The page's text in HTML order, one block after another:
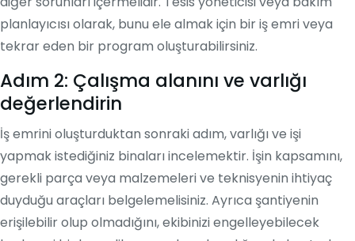
planlayıcısı olarak, bunu ele almak için bir iş emri veya
tekrar eden bir program oluşturabilirsiniz.
Adım 2: Çalışma alanını ve varlığı
değerlendirin
İş emrini oluşturduktan sonraki adım, varlığı ve işi
yapmak istediğiniz binaları incelemektir. İşin kapsamını,
gerekli parça veya malzemeleri ve teknisyenin ihtiyaç
duyduğu araçları belgelemelisiniz. Ayrıca şantiyenin
erişilebilir olup olmadığını, ekibinizi engelleyebilecek